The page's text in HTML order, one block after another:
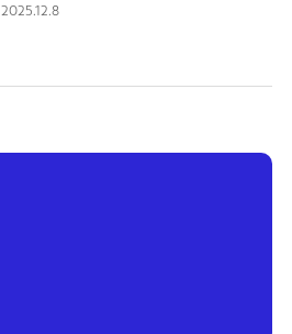
2025.12.8